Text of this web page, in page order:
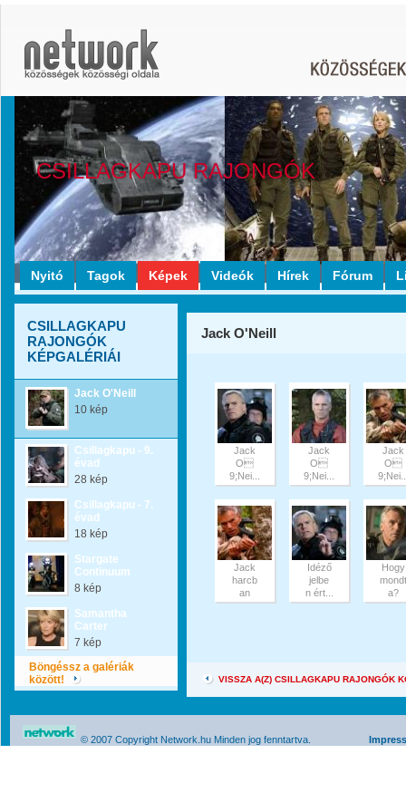
CSILLAGKAPU RAJONGÓK
Nyitó Tagok Képek Videók Hírek Fórum
CSILLAGKAPU
RAJONGÓK
KÉPGALÉRIÁI
Jack O'Neill
10 kép
Csillagkapu - 9.
évad
28 kép
Csillagkapu - 7.
évad
18 kép
Stargate
Continuum
8 kép
Samantha
Carter
7 kép
Böngéssz a galériák
között!
Jack O'Neill
Jack
O
9;Nei...
Jack
O
9;Nei...
Jack
O
Jack
harcb
an
Idéző
jelbe
n ért...
Hogy
mondt
a?
VISSZA A(Z) CSILLAGKAPU RAJONGÓK
© 2007 Copyright Network.hu Minden jog fenntartva.